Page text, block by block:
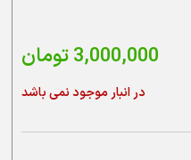
3,000,000تومان
در انبار موجود نمی باشد